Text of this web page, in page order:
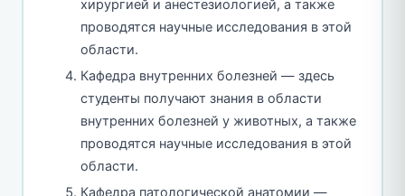
хирургией и анестезиологией, а также
проводятся научные исследования в этой
области.
Кафедра внутренних болезней — здесь
студенты получают знания в области
внутренних болезней у животных, а также
проводятся научные исследования в этой
области.
Кафедра патологической анатомии —